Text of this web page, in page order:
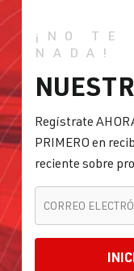
¡NO TE
NADA!
Regístrate
PRIMERO en
reciente sobre
CORREO